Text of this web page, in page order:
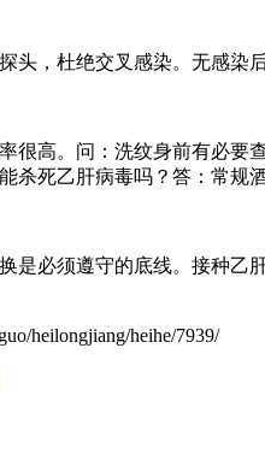
，杜绝交叉感染。无感染
很高。问：洗纹身前有必
死乙肝病毒吗？答：常规
必须遵守的底线。接种
heilongjiang/heihe/7939/